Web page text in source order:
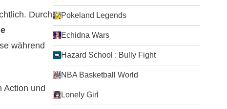
Durch
während
Action und
Pokeland Legends
Echidna Wars
Hazard School : Bully Fight
NBA Basketball World
Lonely Girl